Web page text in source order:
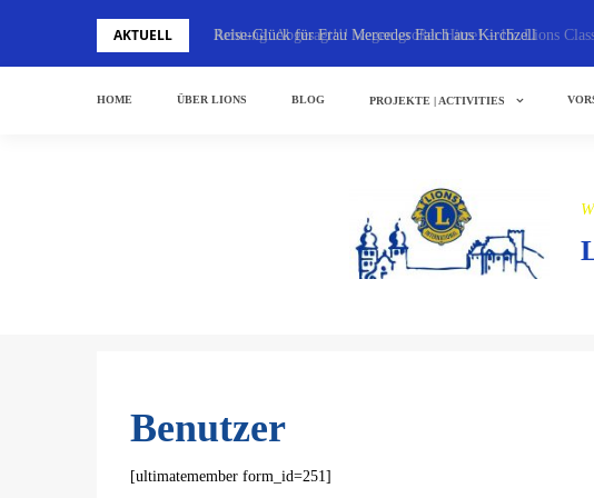
AKTUELL Achtung: Abgesagt!!! wegen großer Hitze! – 15. Lions
Reise-Glück für Frau Mercedes Falch aus Kirchzell
HOME ÜBER LIONS BLOG PROJEKTE | ACTIVITIES
Benutzer
[ultimatemember form_id=251]